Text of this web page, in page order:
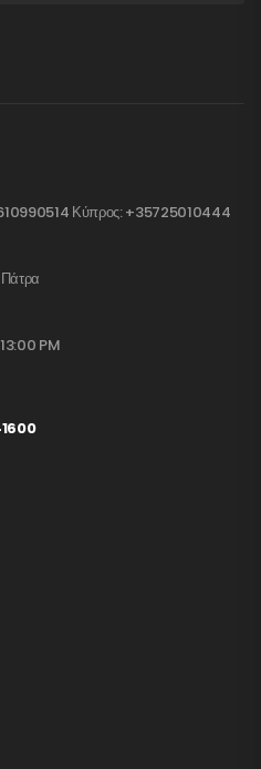
Κύπρος: +35725010444
PM